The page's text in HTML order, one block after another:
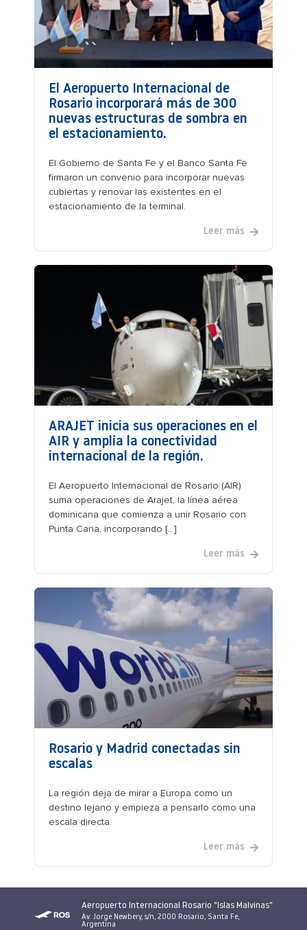
El Aeropuerto Internacional de
Rosario incorporará más de 300
nuevas estructuras de sombra en
el estacionamiento.
El Gobierno de Santa Fe y el Banco Santa Fe
firmaron un convenio para incorporar nuevas
cubiertas y renovar las existentes en el
estacionamiento de la terminal.
Leer más
ARAJET inicia sus operaciones en el
AIR y amplía la conectividad
internacional de la región.
El Aeropuerto Internacional de Rosario (AIR)
suma operaciones de Arajet, la línea aérea
dominicana que comienza a unir Rosario con
Punta Cana, incorporando [...]
Leer más
Rosario y Madrid conectadas sin
escalas
La región deja de mirar a Europa como un
destino lejano y empieza a pensarlo como una
escala directa.
Leer más
Aeropuerto Internacional Rosario "Islas Malvinas"
Av. Jorge Newbery, s/n, 2000 Rosario, Santa Fe,
Argentina